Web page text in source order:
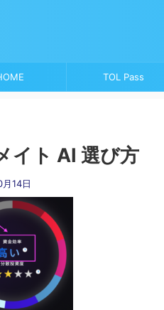
TOL Pass
イト AI 選び方
14日